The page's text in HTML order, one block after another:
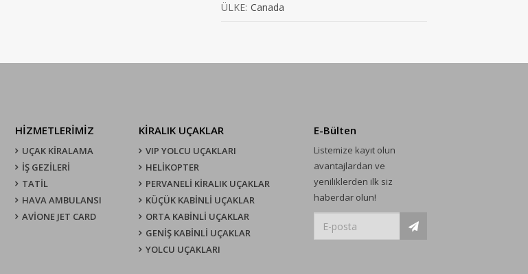
ÜLKE: Canada
HİZMETLERİMİZ
UÇAK KIRALAMA
İŞ GEZİLERİ
TATİL
HAVA AMBULANSI
AVİONE JET CARD
KIRALIK UÇAKLAR
VIP YOLCU UÇAKLARI
HELİKOPTER
PERVANELİ KİRALIK UÇAKLAR
KÜÇÜK KABİNLİ UÇAKLAR
ORTA KABİNLİ UÇAKLAR
GENİŞ KABİNLİ UÇAKLAR
YOLCU UÇAKLARI
E-Bülten
Listemize kayıt olun
avantajlardan ve
yeniliklerden ilk siz
haberdar olun!